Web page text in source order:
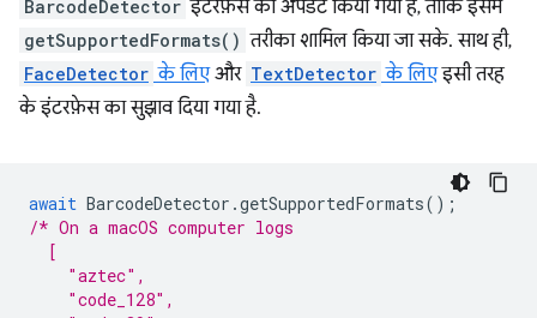
BarcodeDetector इंटरफ़ेस को अपडेट किया गया है, ताकि इसमें
getSupportedFormats() तरीका शामिल किया जा सके. साथ ही,
FaceDetector के लिएऔर TextDetector के लिएइसी तरह
के इंटरफ़ेस का सुझाव दिया गया है.
await BarcodeDetector .getSupportedFormats();
/* On a macOS computer logs
  [
    "aztec",
    "code_128",